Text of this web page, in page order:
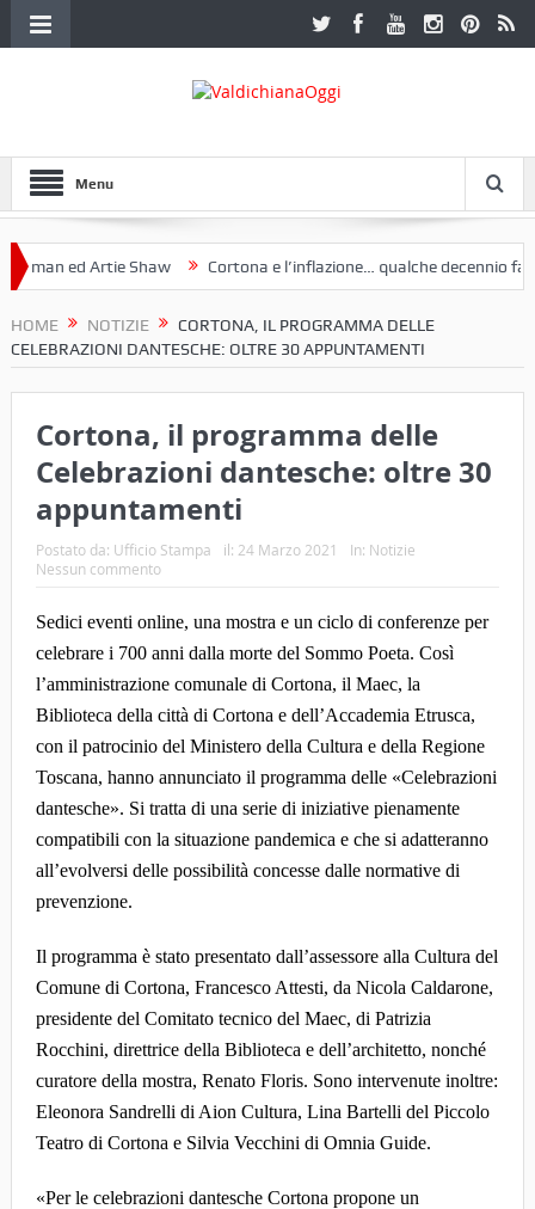
Menu
Artie Shaw Cortona e l’inflazione… qualche decennio fa (“Anche
HOME NOTIZIE
CORTONA, IL PROGRAMMA DELLE
CELEBRAZIONI DANTESCHE: OLTRE 30 APPUNTAMENTI
Cortona, il programma delle
Celebrazioni dantesche: oltre 30
appuntamenti
Postato da: Ufficio Stampa il: 24 Marzo 2021 In: Notizie
Nessun commento
Sedici eventi online, una mostra e un ciclo di conferenze per
celebrare i 700 anni dalla morte del Sommo Poeta. Così
l’amministrazione comunale di Cortona, il Maec, la
Biblioteca della città di Cortona e dell’Accademia Etrusca,
con il patrocinio del Ministero della Cultura e della Regione
Toscana, hanno annunciato il programma delle «Celebrazioni
dantesche». Si tratta di una serie di iniziative pienamente
compatibili con la situazione pandemica e che si adatteranno
all’evolversi delle possibilità concesse dalle normative di
prevenzione.
Il programma è stato presentato dall’assessore alla Cultura del
Comune di Cortona, Francesco Attesti, da Nicola Caldarone,
presidente del Comitato tecnico del Maec, di Patrizia
Rocchini, direttrice della Biblioteca e dell’architetto, nonché
curatore della mostra, Renato Floris. Sono intervenute inoltre:
Eleonora Sandrelli di Aion Cultura, Lina Bartelli del Piccolo
Teatro di Cortona e Silvia Vecchini di Omnia Guide.
«Per le celebrazioni dantesche Cortona propone un